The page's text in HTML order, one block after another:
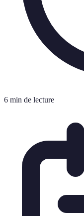
6 min de lecture